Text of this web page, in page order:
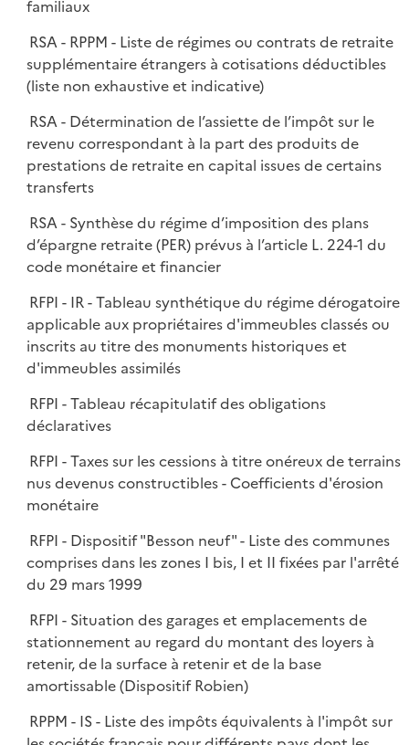
familiaux
RSA - RPPM - Liste de régimes ou contrats de retraite
supplémentaire étrangers à cotisations déductibles
(liste non exhaustive et indicative)
RSA - Détermination de l’assiette de l’impôt sur le
revenu correspondant à la part des produits de
prestations de retraite en capital issues de certains
transferts
RSA - Synthèse du régime d’imposition des plans
d’épargne retraite (PER) prévus à l’article L. 224-1 du
code monétaire et financier
RFPI - IR - Tableau synthétique du régime dérogatoire
applicable aux propriétaires d'immeubles classés ou
inscrits au titre des monuments historiques et
d'immeubles assimilés
RFPI - Tableau récapitulatif des obligations
déclaratives
RFPI - Taxes sur les cessions à titre onéreux de terrains
nus devenus constructibles - Coefficients d'érosion
monétaire
RFPI - Dispositif "Besson neuf" - Liste des communes
comprises dans les zones I bis, I et II fixées par l'arrêté
du 29 mars 1999
RFPI - Situation des garages et emplacements de
stationnement au regard du montant des loyers à
retenir, de la surface à retenir et de la base
amortissable (Dispositif Robien)
RPPM - IS - Liste des impôts équivalents à l'impôt sur